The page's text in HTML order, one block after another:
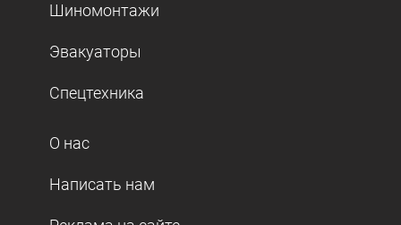
Шиномонтажи
Эвакуаторы
Спецтехника
О нас
Написать нам